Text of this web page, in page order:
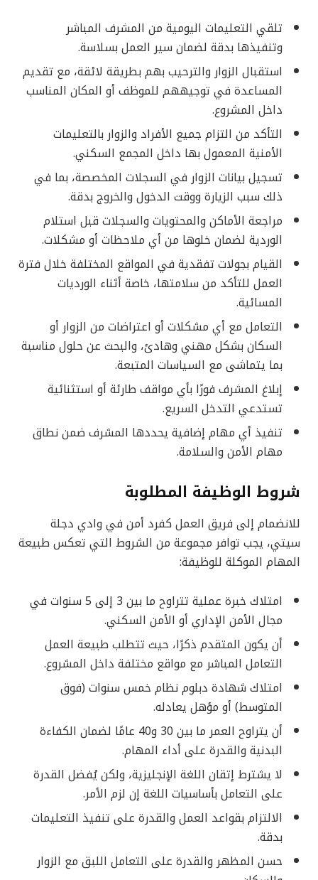
تلقي التعليمات اليومية من المشرف المباشر
وتنفيذها بدقة لضمان سير العمل بسلاسة.
استقبال الزوار والترحيب بهم بطريقة لائقة، مع تقديم
المساعدة في توجيههم للموظف أو المكان المناسب
داخل المشروع.
التأكد من التزام جميع الأفراد والزوار بالتعليمات
الأمنية المعمول بها داخل المجمع السكني.
تسجيل بيانات الزوار في السجلات المخصصة، بما في
ذلك سبب الزيارة ووقت الدخول والخروج بدقة.
مراجعة الأماكن والمحتويات والسجلات قبل استلام
الوردية لضمان خلوها من أي ملاحظات أو مشكلات.
القيام بجولات تفقدية في المواقع المختلفة خلال فترة
العمل للتأكد من سلامتها، خاصة أثناء الورديات
المسائية.
التعامل مع أي مشكلات أو اعتراضات من الزوار أو
السكان بشكل مهني وهادئ، والبحث عن حلول مناسبة
بما يتماشى مع السياسات المتبعة.
إبلاغ المشرف فورًا بأي مواقف طارئة أو استثنائية
تستدعي التدخل السريع.
تنفيذ أي مهام إضافية يحددها المشرف ضمن نطاق
مهام الأمن والسلامة.
شروط الوظيفة المطلوبة
للانضمام إلى فريق العمل كفرد أمن في وادي دجلة
سيتي، يجب توافر مجموعة من الشروط التي تعكس طبيعة
المهام الموكلة للوظيفة:
امتلاك خبرة عملية تتراوح ما بين 3 إلى 5 سنوات في
مجال الأمن الإداري أو الأمن السكني.
أن يكون المتقدم ذكرًا، حيث تتطلب طبيعة العمل
التعامل المباشر مع مواقع مختلفة داخل المشروع.
امتلاك شهادة دبلوم نظام خمس سنوات (فوق
المتوسط) أو مؤهل يعادله.
أن يتراوح العمر ما بين 30 و40 عامًا لضمان الكفاءة
البدنية والقدرة على أداء المهام.
لا يشترط إتقان اللغة الإنجليزية، ولكن يُفضل القدرة
على التعامل بأساسيات اللغة إن لزم الأمر.
الالتزام بقواعد العمل والقدرة على تنفيذ التعليمات
بدقة.
حسن المظهر والقدرة على التعامل اللبق مع الزوار